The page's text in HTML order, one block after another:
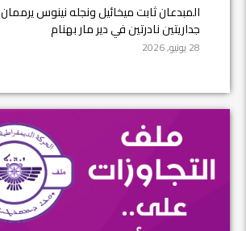
المبدعان ثابت ميخائيل ونجله نينوس يرممان
جداريتين نادرتين في دير مار بهنام
28 يونيو, 2026